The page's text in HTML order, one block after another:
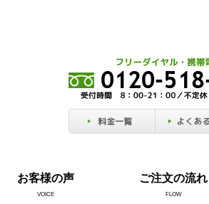
お客様の声
VOICE
ご注文の流れ
FLOW